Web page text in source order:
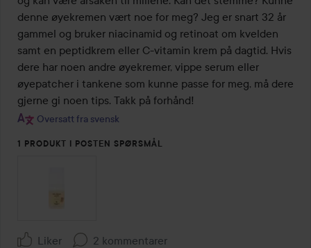
denne øyekremen vært noe for meg? Jeg er snart 32 år
gammel og bruker niacinamid og retinoat om kvelden
samt en peptidkrem eller C-vitamin krem på dagtid. Hvis
dere har noen andre øyekremer, vippe serum eller
øyepatcher i tankene som kunne passe for meg, må dere
gjerne gi noen tips. Takk på forhånd!
Oversatt fra svensk
1 PRODUKT I POSTEN SPØRSMÅL
Liker 2 kommentarer